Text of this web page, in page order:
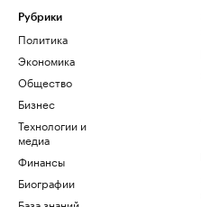
Рубрики
Политика
Экономика
Общество
Бизнес
Технологии и
медиа
Финансы
Биографии